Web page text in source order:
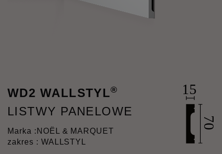
WD2 WALLSTYL®
LISTWY PANELOWE
Marka : NOËL & MARQUET
zakres : WALLSTYL